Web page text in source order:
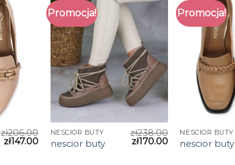
zł206.00
zł147.00
Promocja!
NESCIOR BUTY
nescior buty
zł238.00
zł170.00
Promocja!
NESCIOR BUTY
nescior buty